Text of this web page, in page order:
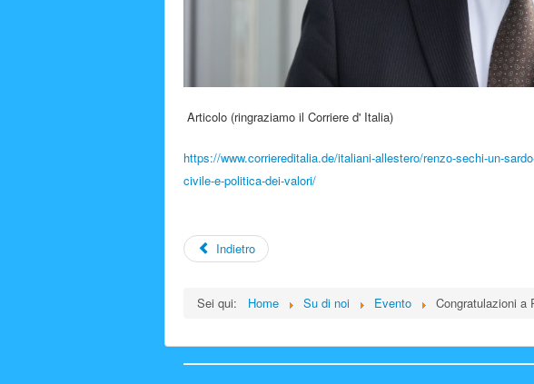
Articolo (ringraziamo il Corriere d' Italia)
https://www.corriereditalia.de/italiani-allestero/renzo-sechi-un-
civile-e-politica-dei-valori/
Indietro
Sei qui: Home Su di noi Evento Congratulazioni a